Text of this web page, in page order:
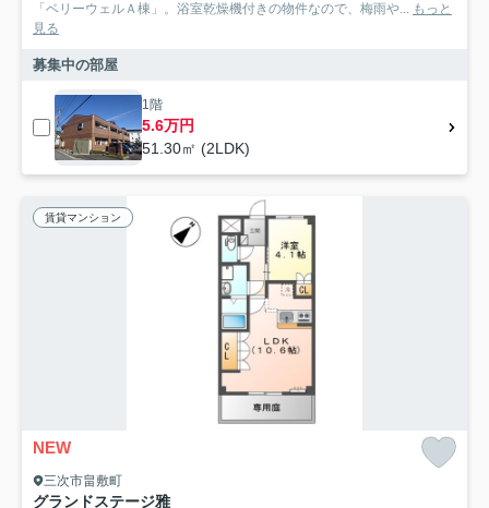
「ベリーウェルＡ棟」。浴室乾燥機付きの物件なので、梅雨や... もっと
見る
募集中の部屋
1階
5.6万円
51.30㎡ (2LDK)
賃貸マンション
NEW
三次市畠敷町
グランドステージ雅